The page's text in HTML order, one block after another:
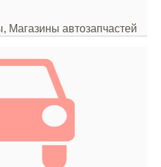
Магазины автозапчастей